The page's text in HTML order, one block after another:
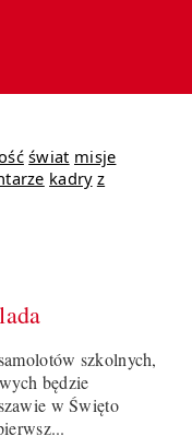
świat misje
kadry z
szkolnych,
będzie
w Święto